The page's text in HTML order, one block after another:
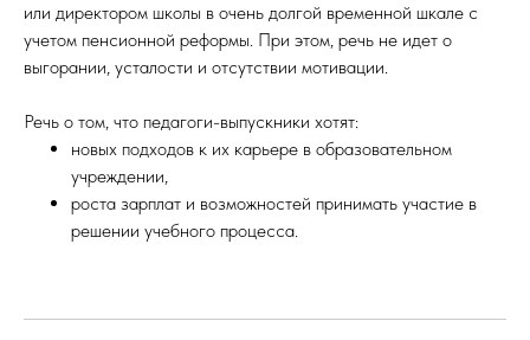
или директором школы в очень долгой временной шкале с
учетом пенсионной реформы. При этом, речь не идет о
выгорании, усталости и отсутствии мотивации.
Речь о том, что педагоги-выпускники хотят:
новых подходов к их карьере в образовательном
учреждении,
роста зарплат и возможностей принимать участие в
решении учебного процесса.